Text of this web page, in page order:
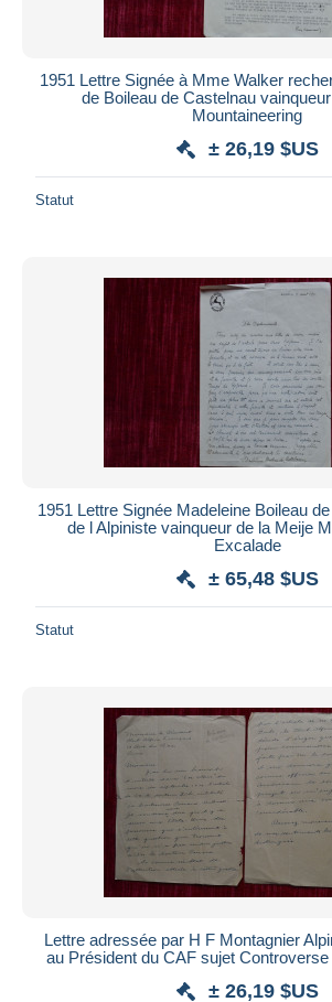
1951 Lettre Signée à Mme Walker
de Boileau de Castelnau
Mountaineering
± 26,19 $US
Statut
1951 Lettre Signée Madeleine Boileau
de l Alpiniste vainqueur de la Meije
Excalade
± 65,48 $US
Statut
Lettre adressée par H F Montagnier
au Président du CAF sujet
± 26,19 $US